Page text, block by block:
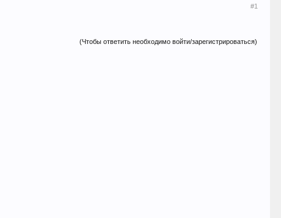
#1
(Чтобы ответить необходимо войти/зарегистрироваться)